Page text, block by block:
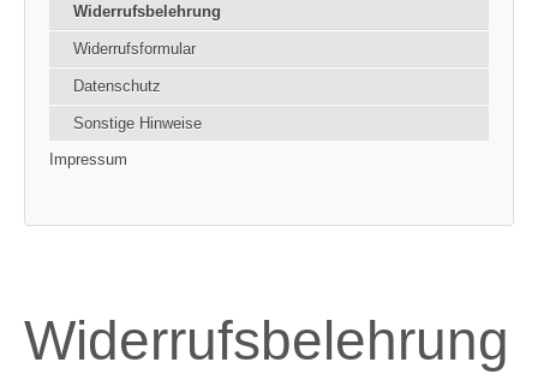
Widerrufsbelehrung
Widerrufsformular
Datenschutz
Sonstige Hinweise
Impressum
Widerrufsbelehrung